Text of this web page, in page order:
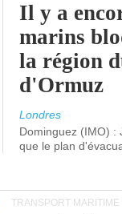
Il y a
marins
la région
d'Ormuz
Londres
Dominguez (IMO) :
que le plan
TRANSPORT MARITIME